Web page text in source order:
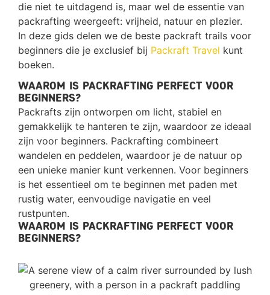
die niet te uitdagend is, maar wel de essentie van
packrafting weergeeft: vrijheid, natuur en plezier.
In deze gids delen we de beste packraft trails voor
beginners die je exclusief bij Packraft Travel kunt
boeken.
Waarom is Packrafting perfect voor
beginners?
Packrafts zijn ontworpen om licht, stabiel en
gemakkelijk te hanteren te zijn, waardoor ze ideaal
zijn voor beginners. Packrafting combineert
wandelen en peddelen, waardoor je de natuur op
een unieke manier kunt verkennen. Voor beginners
is het essentieel om te beginnen met paden met
rustig water, eenvoudige navigatie en veel
rustpunten.
Waarom is Packrafting perfect voor
beginners?